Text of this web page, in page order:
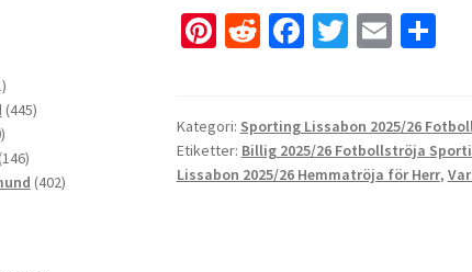
Pi
es
t
R
di
t
Fa
o
o
T
er
E
l
D
Kategori: Sporting Lissabon 2025/26
Etiketter: Billig 2025/26 Fotbollströja
Lissabon 2025/26 Hemmatröja för Herr,
291
produkter
445445
420
produkter
146146
produkter
402402